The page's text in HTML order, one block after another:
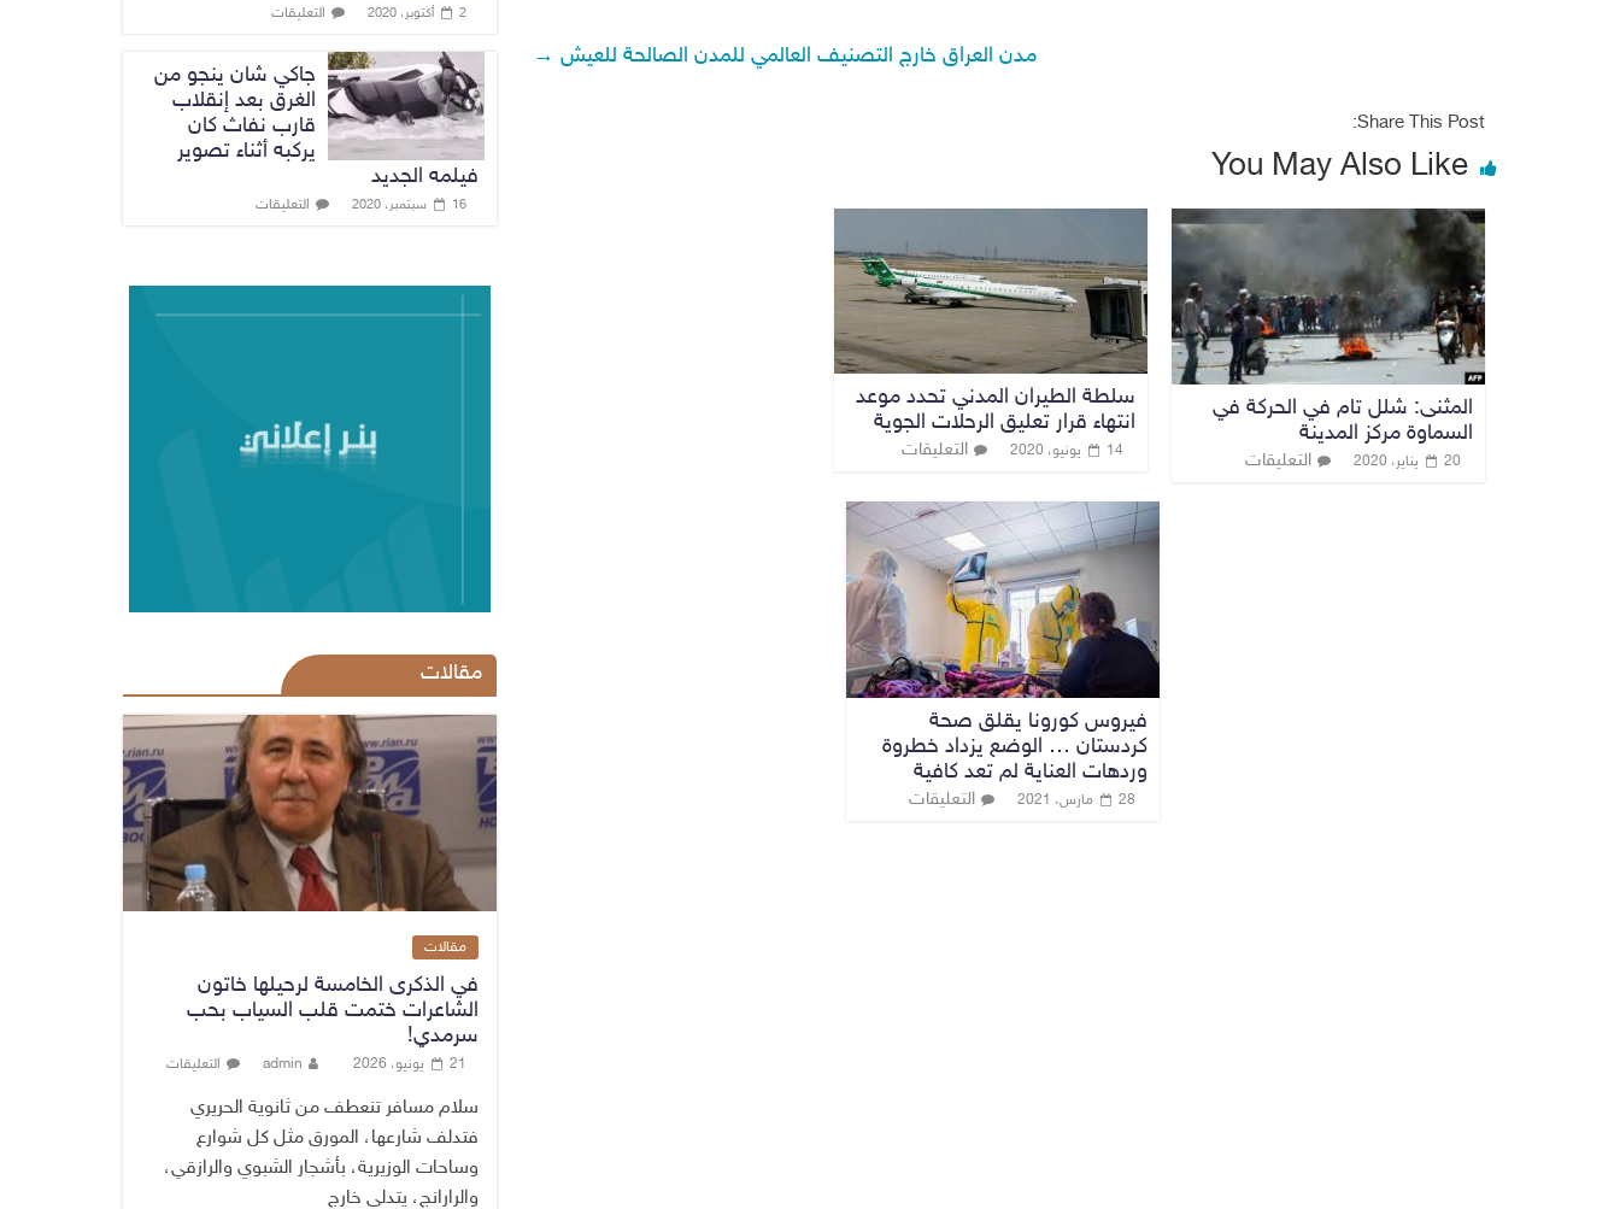
مدن العراق خارج التصنيف العالمي للمدن الصالحة للعيش →
Share This Post:
You May Also Like
المثنى: شلل تام في الحركة في
السماوة مركز المدينة
20 يناير، 2020 التعليقات
سلطة الطيران المدني تحدد موعد
انتهاء قرار تعليق الرحلات الجوية
14 يونيو، 2020 التعليقات
فيروس كورونا يقلق صحة
كردستان … الوضع يزداد خطروة
وردهات العناية لم تعد كافية
28 مارس، 2021 التعليقات
2 أكتوبر، 2020 التعليقات
جاكي شان ينجو من
الغرق بعد إنقلاب
قارب نفاث كان
يركبه أثناء تصوير
فيلمه الجديد
16 سبتمبر، 2020 التعليقات
مقالات
مقالات
في الذكرى الخامسة لرحيلها خاتون
الشاعرات ختمت قلب السياب بحب
سرمدي!
21 يونيو، 2026 admin التعليقات
سلام مسافر تنعطف من ثانوية الحريري
فتدلف شارعها، المورق مثل كل شوارع
وساحات الوزيرية، بأشجار الشبوي والرازقي،
والرارانج، يتدلى خارج